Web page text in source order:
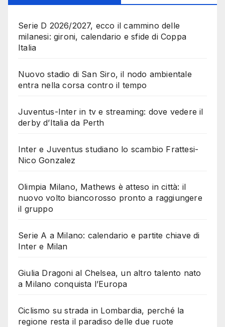
Serie D 2026/2027, ecco il cammino delle
milanesi: gironi, calendario e sfide di Coppa
Italia
Nuovo stadio di San Siro, il nodo ambientale
entra nella corsa contro il tempo
Juventus-Inter in tv e streaming: dove vedere il
derby d’Italia da Perth
Inter e Juventus studiano lo scambio Frattesi-
Nico Gonzalez
Olimpia Milano, Mathews è atteso in città: il
nuovo volto biancorosso pronto a raggiungere
il gruppo
Serie A a Milano: calendario e partite chiave di
Inter e Milan
Giulia Dragoni al Chelsea, un altro talento nato
a Milano conquista l’Europa
Ciclismo su strada in Lombardia, perché la
regione resta il paradiso delle due ruote